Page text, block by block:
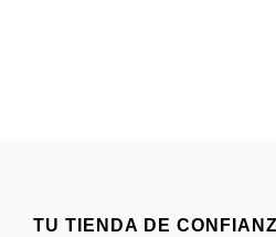
TU TIENDA DE